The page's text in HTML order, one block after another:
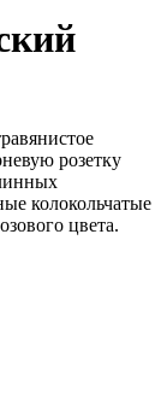
розетку
колокольчатые
цвета.